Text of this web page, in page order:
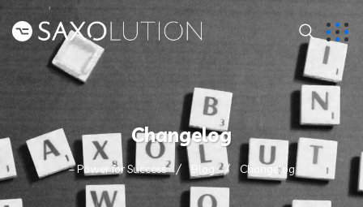
Changelog
– Power for Success Blog Changelog